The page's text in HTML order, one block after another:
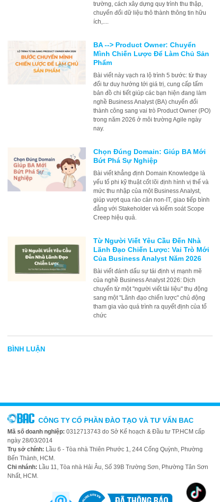
trường, cách xây dựng quy trình thu thập,
chuyển đổi dữ liệu thô thành thông tin hữu
ích,....
BA --> Product Owner: Chuyển
Mình Chiến Lược Để Làm Chủ Sản
Phẩm
Bài viết này vạch ra lộ trình 5 bước: từ thay
đổi tư duy hướng tới giá trị, cung cấp tấm
bản đồ chi tiết giúp các bạn hiện đang làm
nghề Business Analyst (BA) chuyển đổi
thành công sang vai trò Product Owner (PO)
trong năm 2026 ở môi trường Agile ngày
nay.
Chọn Đúng Domain: Giúp BA Mới
Bứt Phá Sự Nghiệp
Bài viết khẳng định Domain Knowledge là
yếu tố phi kỹ thuật cốt lõi định hình vị thế và
mức thu nhập của một Business Analyst,
giúp vượt qua rào cản non-IT, giao tiếp bình
đẳng với Stakeholder và kiểm soát Scope
Creep hiệu quả.
Từ Người Viết Yêu Cầu Đến Nhà
Lãnh Đạo Chiến Lược: Vai Trò Mới
Của Business Analyst Năm 2026
Bài viết đánh dấu sự tái định vị mạnh mẽ
của nghề Business Analyst 2026: Dịch
chuyển từ một "người viết tài liệu" thụ động
sang một "Lãnh đạo chiến lược" chủ động
tham gia vào quá trình ra quyết định của tổ
chức
BÌNH LUẬN
CÔNG TY CỔ PHẦN ĐÀO TẠO VÀ TƯ VẤN BAC
Mã số doanh nghiệp: 0312713743 do Sở Kế hoạch & Đầu tư TP.HCM cấp
ngày 28/03/2014
Trụ sở chính: Lầu 6 - Tòa nhà Thiên Phước 1, 244 Cống Quỳnh, Phường
Bến Thành, HCM.
Chi nhánh: Lầu 11, Tòa nhà Hải Âu, Số 39B Trường Sơn, Phường Tân Sơn
Nhất, HCM.